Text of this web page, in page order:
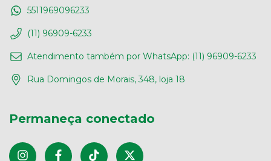
5511969096233
(11) 96909-6233
Atendimento também por WhatsApp: (11) 96909-6233
Rua Domingos de Morais, 348, loja 18
Permaneça conectado